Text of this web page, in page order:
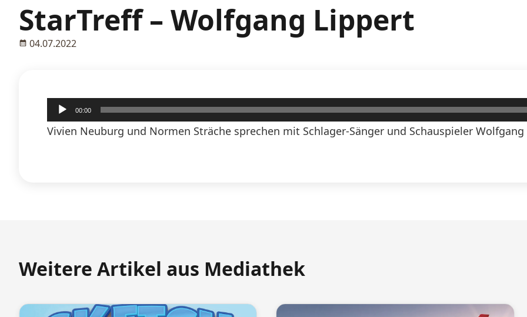
StarTreff – Wolfgang Lippert
04.07.2022
Audio-
Player
00:00
Vivien Neuburg und Normen Sträche sprechen mit Schlager-Sänger und Schauspieler
Weitere Artikel aus Mediathek